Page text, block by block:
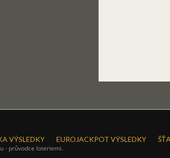
VÝSLEDKY EUROJACKPOT VÝSLEDKY
- průvodce loteriemi.